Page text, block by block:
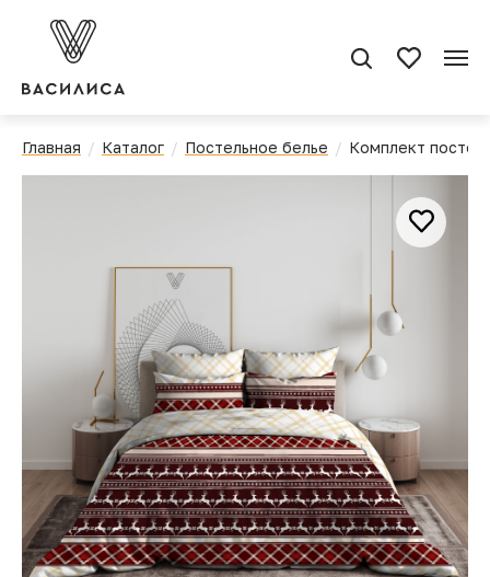
Главная Каталог Постельное белье Комплект